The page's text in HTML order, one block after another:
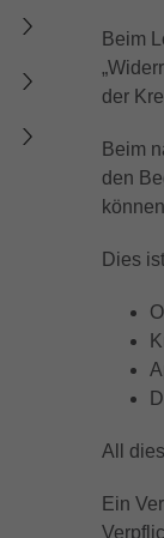
Beim
der
Beim
den
Dies
All
Ein